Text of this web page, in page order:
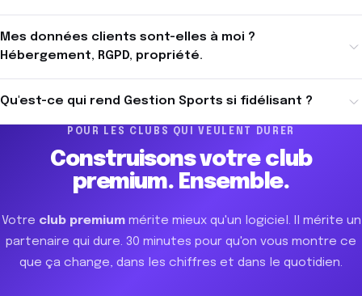
Mes données clients sont-elles à moi ?
Hébergement, RGPD, propriété.
Qu'est-ce qui rend Gestion Sports si fidélisant ?
POUR LES CLUBS QUI VEULENT DURER
Construisons votre club
premium. Ensemble.
Votre club premiummérite mieux qu'un logiciel. Il mérite un
partenaire qui dure. 30 minutes pour qu'on vous montre ce
que ça change, dans les chiffres et dans le quotidien.